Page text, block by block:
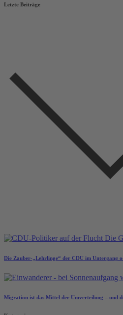
Letzte Beiträge
Die Zauber-„Lehrlinge“ der CDU im Untergang
Migration ist das Mittel der Umverteilung – und